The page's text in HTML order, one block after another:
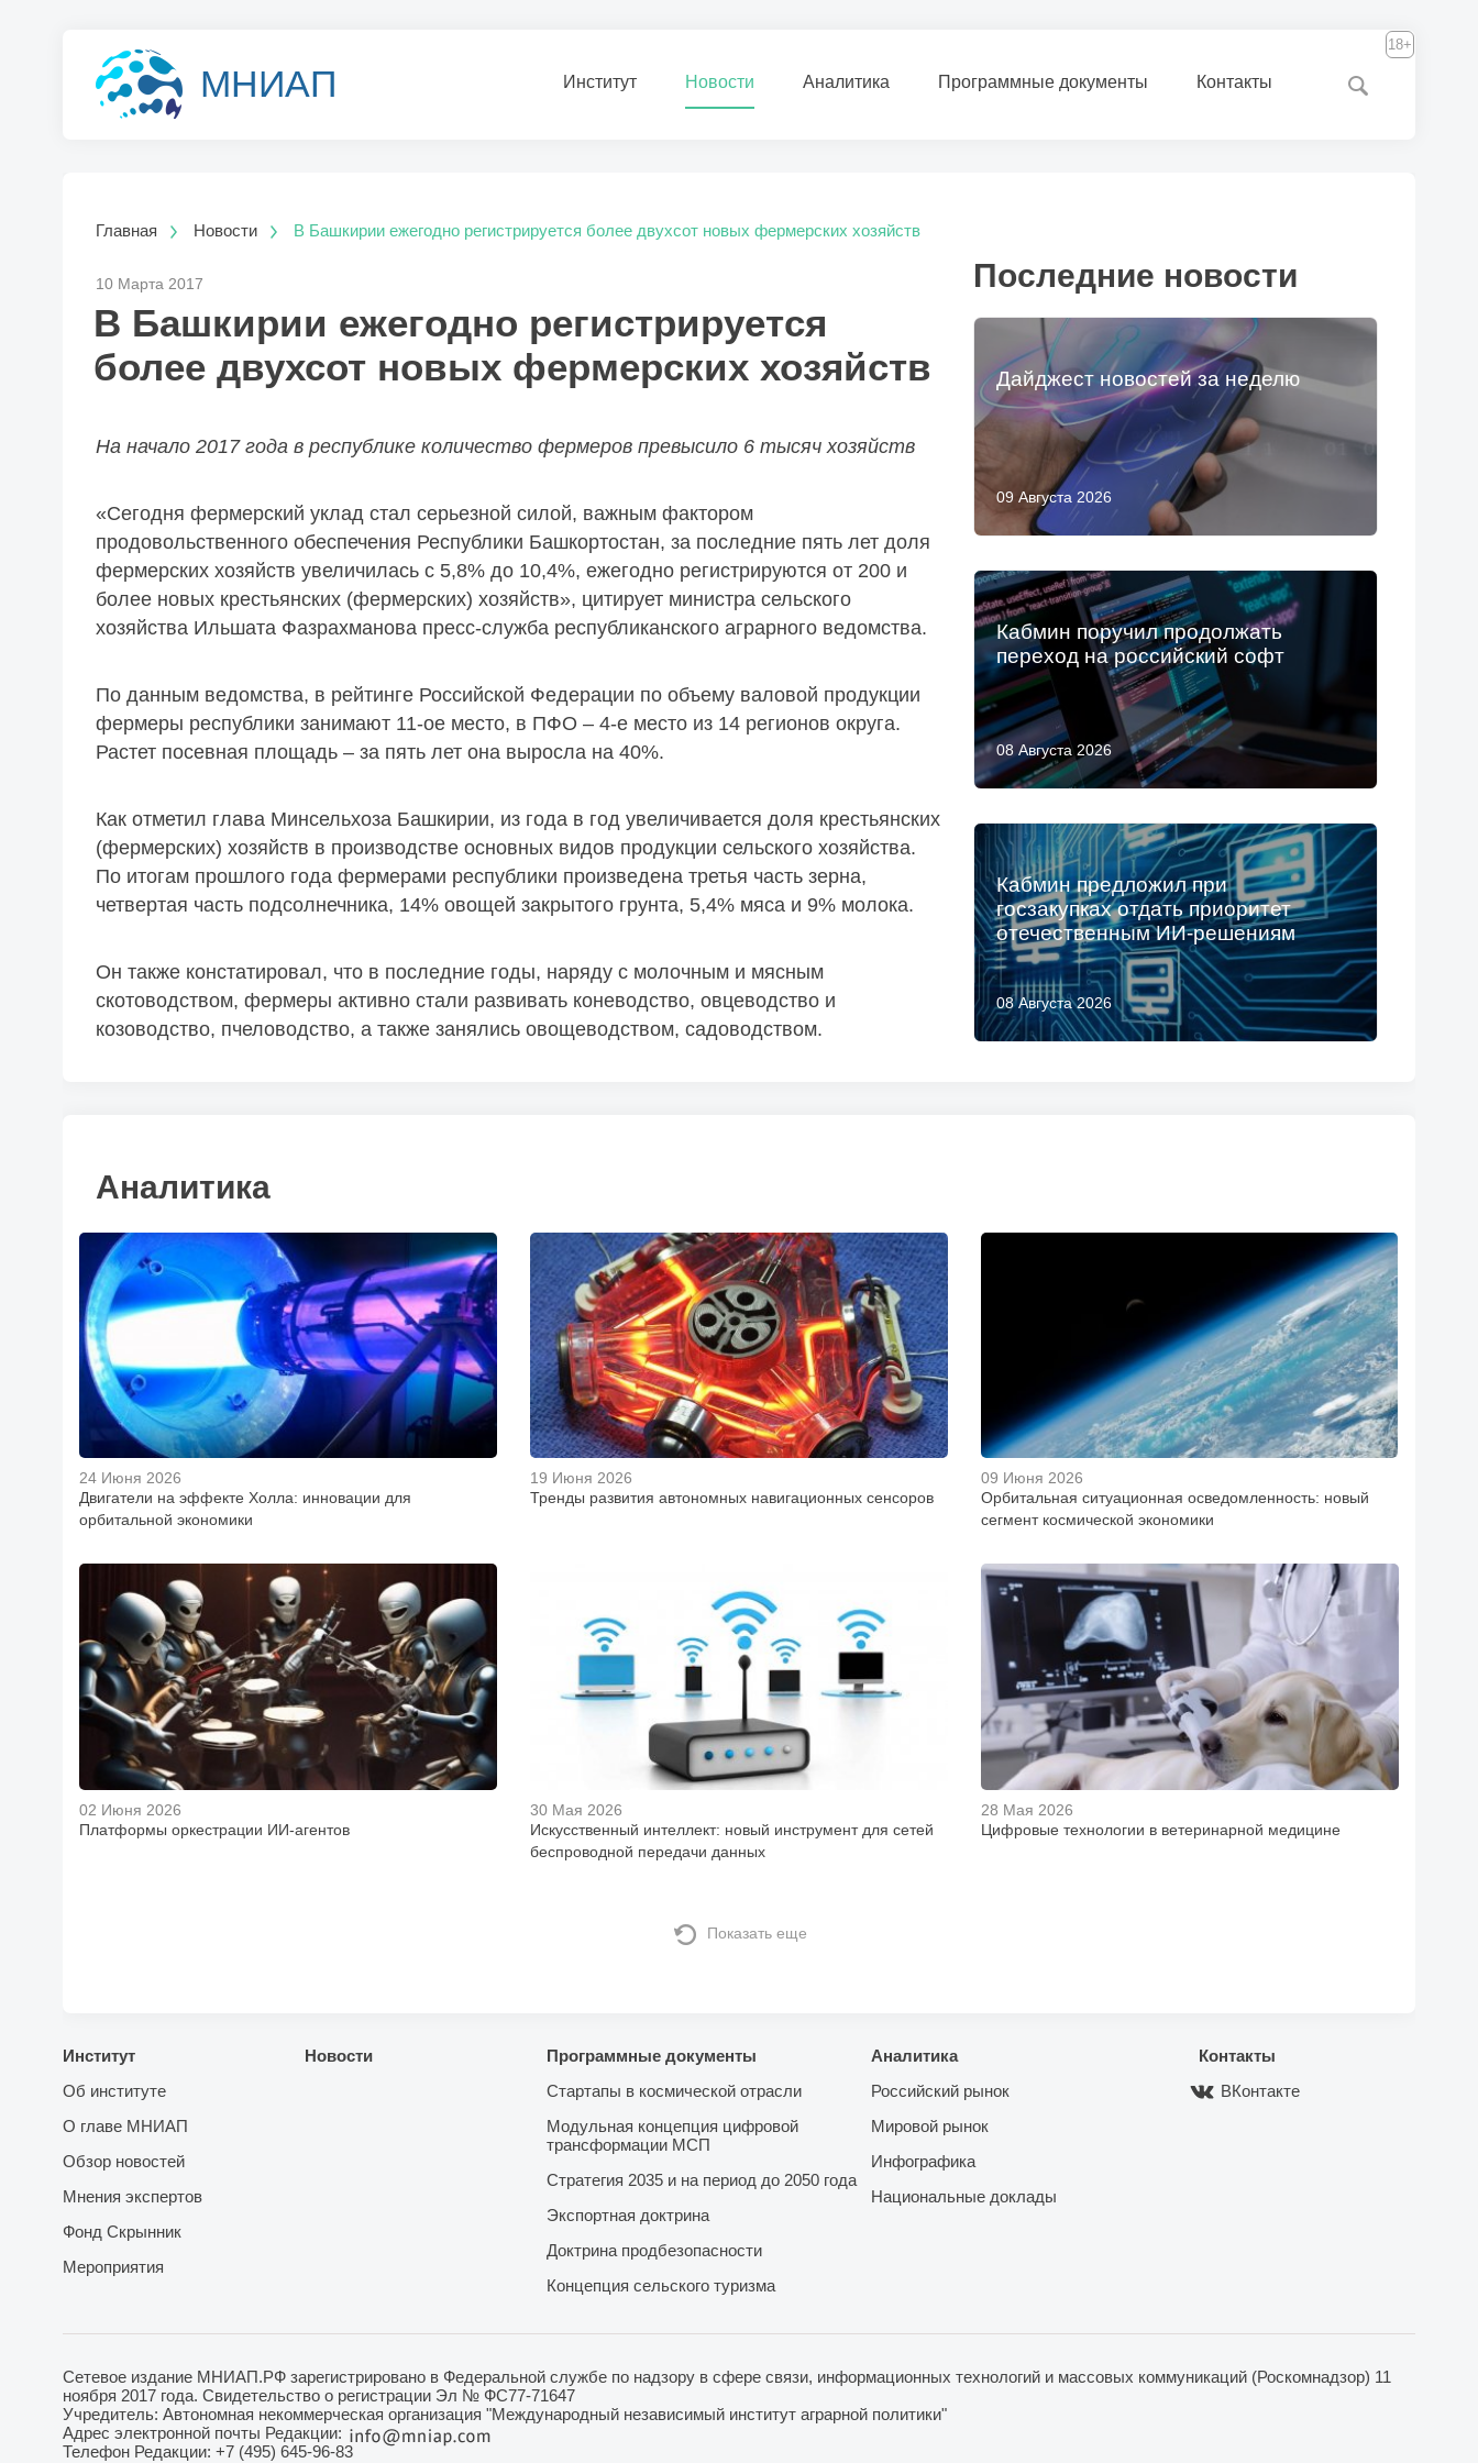
МНИАП Институт Новости Аналитика Программные документы Контакты
18+
Главная Новости В Башкирии ежегодно регистрируется более двухсот новых фермерских хозяйств
10 Марта 2017
В Башкирии ежегодно регистрируется
более двухсот новых фермерских хозяйств
На начало 2017 года в республике количество фермеров превысило 6 тысяч хозяйств
«Сегодня фермерский уклад стал серьезной силой, важным фактором
продовольственного обеспечения Республики Башкортостан, за последние пять лет доля
фермерских хозяйств увеличилась с 5,8% до 10,4%, ежегодно регистрируются от 200 и
более новых крестьянских (фермерских) хозяйств», цитирует министра сельского
хозяйства Ильшата Фазрахманова пресс-служба республиканского аграрного ведомства.
По данным ведомства, в рейтинге Российской Федерации по объему валовой продукции
фермеры республики занимают 11-ое место, в ПФО – 4-е место из 14 регионов округа.
Растет посевная площадь – за пять лет она выросла на 40%.
Как отметил глава Минсельхоза Башкирии, из года в год увеличивается доля крестьянских
(фермерских) хозяйств в производстве основных видов продукции сельского хозяйства.
По итогам прошлого года фермерами республики произведена третья часть зерна,
четвертая часть подсолнечника, 14% овощей закрытого грунта, 5,4% мяса и 9% молока.
Он также констатировал, что в последние годы, наряду с молочным и мясным
скотоводством, фермеры активно стали развивать коневодство, овцеводство и
козоводство, пчеловодство, а также занялись овощеводством, садоводством.
Последние новости
09 Августа 2026
Дайджест новостей за неделю
08 Августа 2026
Кабмин поручил продолжать
переход на российский софт
08 Августа 2026
Кабмин предложил при
госзакупках отдать приоритет
отечественным ИИ-решениям
Аналитика
24 Июня 2026
Двигатели на эффекте Холла: инновации для
орбитальной экономики
19 Июня 2026
Тренды развития автономных навигационных сенсоров
09 Июня 2026
Орбитальная ситуационная осведомленность: новый
сегмент космической экономики
02 Июня 2026
Платформы оркестрации ИИ-агентов
30 Мая 2026
Искусственный интеллект: новый инструмент для сетей
беспроводной передачи данных
28 Мая 2026
Цифровые технологии в ветеринарной медицине
Показать еще
Институт
Об институте
О главе МНИАП
Обзор новостей
Мнения экспертов
Фонд Скрынник
Мероприятия
Новости
Программные документы
Стартапы в космической отрасли
Модульная концепция цифровой
трансформации МСП
Стратегия 2035 и на период до 2050 года
Экспортная доктрина
Доктрина продбезопасности
Концепция сельского туризма
Аналитика
Российский рынок
Мировой рынок
Инфографика
Национальные доклады
Контакты
ВКонтакте
Сетевое издание МНИАП.РФ зарегистрировано в Федеральной службе по надзору в сфере связи, информационных технологий и массовых коммуникаций (Роскомнадзор) 11
ноября 2017 года. Свидетельство о регистрации Эл № ФС77-71647
Учредитель: Автономная некоммерческая организация "Международный независимый институт аграрной политики"
Адрес электронной почты Редакции:
Телефон Редакции: +7 (495) 645-96-83